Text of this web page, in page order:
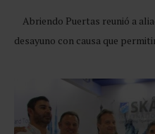
Abriendo Puertas reunió a
desayuno con causa que